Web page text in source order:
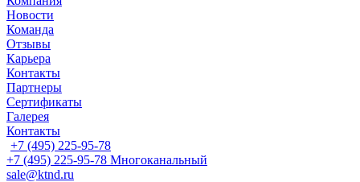
Новости
Команда
Отзывы
Карьера
Контакты
Партнеры
Сертификаты
Галерея
Контакты
+7 (495) 225-95-78
+7 (495) 225-95-78 Многоканальный
sale@ktnd.ru